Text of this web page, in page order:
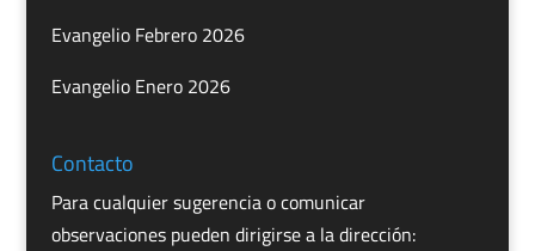
Evangelio Febrero 2026
Evangelio Enero 2026
Contacto
Para cualquier sugerencia o comunicar
observaciones pueden dirigirse a la dirección: